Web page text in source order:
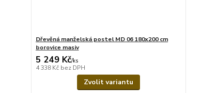
Dřevěná manželská postel MD 06 180x200 cm
borovice masiv
5 249 Kč/ks
4 338 Kč bez DPH
Zvolit variantu